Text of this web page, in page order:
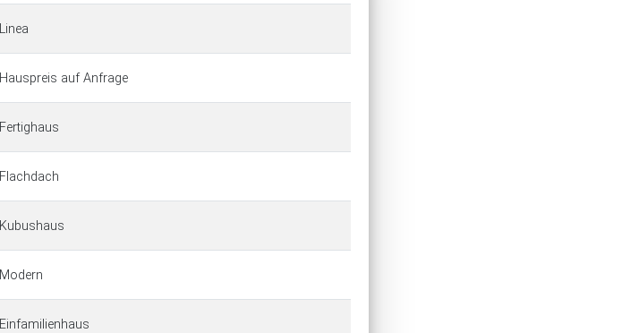
Linea
Hauspreis auf Anfrage
Fertighaus
Flachdach
Kubushaus
Modern
Einfamilienhaus